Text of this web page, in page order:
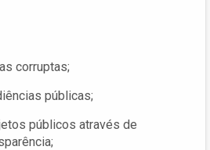
corruptas;
públicas;
públicos através de